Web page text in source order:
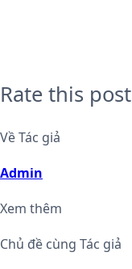
Rate this post
Về Tác giả
Admin
Xem thêm
Chủ đề cùng Tác giả